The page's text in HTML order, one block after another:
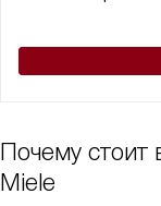
Почему стоит
Miele